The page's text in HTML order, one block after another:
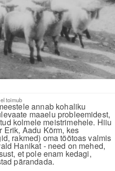
toimub
annab kohaliku
maaelu probleemidest,
kolmele meistrimehele. Hiiu
Erik, Aadu Kõrm, kes
rakmed) oma töötoas valmis
Hanikat - need on mehed,
et pole enam kedagi,
pärandada.